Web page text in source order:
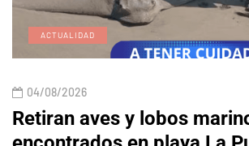
ACTUALIDAD
04/08/2026
Retiran aves y lobos